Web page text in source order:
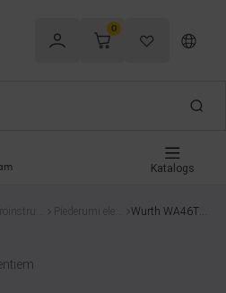
0
Katalogs
Piederumi elekt
Wurth WA46TB